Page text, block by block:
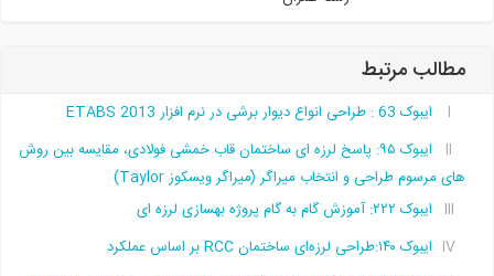
مطالب مرتبط
ایبوک 63 : طراحی انواع دیوار برشی در نرم افزار ETABS 2013
ایبوک ۹۵: پاسخ لرزه ای ساختمان قاب خمشی فولادی، مقایسه بین روش
های مرسوم طراحی و انتخاب میراگر (میراگر ویسکوز Taylor)
ایبوک ۲۲۲: آموزش گام به گام پروژه بهسازی لرزه ای
ایبوک ۱۴۰:طراحی لرزه‌ای ساختمان RCC بر اساس عملکرد